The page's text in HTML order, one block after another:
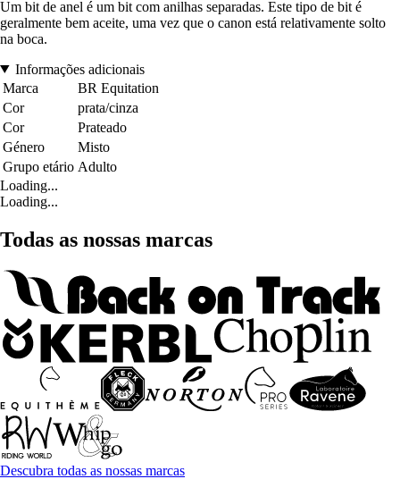
Um bit de anel é um bit com anilhas separadas. Este tipo de bit é
geralmente bem aceite, uma vez que o canon está relativamente solto
na boca.
Informações adicionais
Marca
BR Equitation
Cor
prata/cinza
Cor
Prateado
Género
Misto
Grupo etário Adulto
Loading...
Loading...
Todas as nossas marcas
Descubra todas as nossas marcas